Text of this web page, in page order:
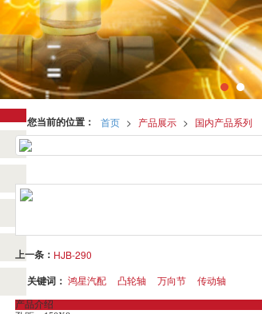
您当前的位置： 首页 > 产品展示 > 国内产品系列
上一条： HJB-290
关键词： 鸿星汽配 凸轮轴 万向节 传动轴
产品介绍